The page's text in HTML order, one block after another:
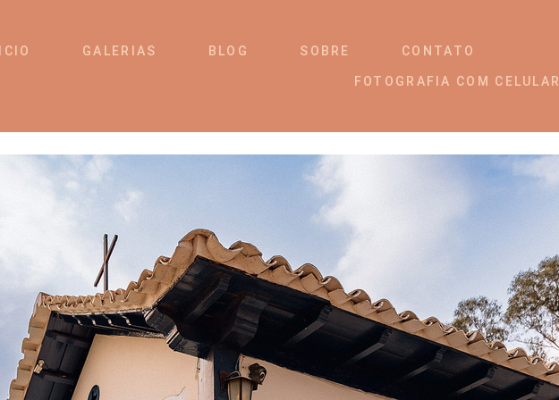
GALERIAS BLOG SOBRE CONTATO
FOTOGRAFIA COM CELULAR